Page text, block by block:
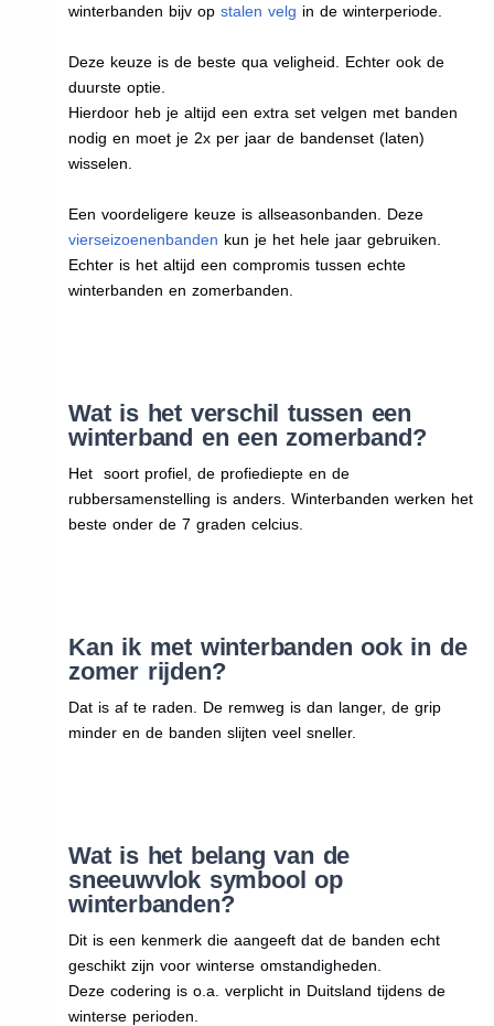
winterbanden bijv op stalen velg in de winterperiode.
Deze keuze is de beste qua veligheid. Echter ook de
duurste optie.
Hierdoor heb je altijd een extra set velgen met banden
nodig en moet je 2x per jaar de bandenset (laten)
wisselen.
Een voordeligere keuze is allseasonbanden. Deze
vierseizoenenbanden kun je het hele jaar gebruiken.
Echter is het altijd een compromis tussen echte
winterbanden en zomerbanden.
Wat is het verschil tussen een
winterband en een zomerband?
Het soort profiel, de profiediepte en de
rubbersamenstelling is anders. Winterbanden werken het
beste onder de 7 graden celcius.
Kan ik met winterbanden ook in de
zomer rijden?
Dat is af te raden. De remweg is dan langer, de grip
minder en de banden slijten veel sneller.
Wat is het belang van de
sneeuwvlok symbool op
winterbanden?
Dit is een kenmerk die aangeeft dat de banden echt
geschikt zijn voor winterse omstandigheden.
Deze codering is o.a. verplicht in Duitsland tijdens de
winterse perioden.